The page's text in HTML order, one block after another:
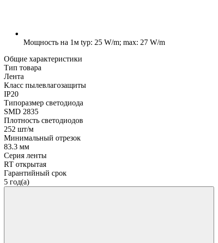
Мощность на 1м typ: 25 W/m; max: 27 W/m
Общие характеристики
Тип товара
Лента
Класс пылевлагозащиты
IP20
Типоразмер светодиода
SMD 2835
Плотность светодиодов
252 шт/м
Минимальный отрезок
83.3 мм
Серия ленты
RT открытая
Гарантийный срок
5 год(а)